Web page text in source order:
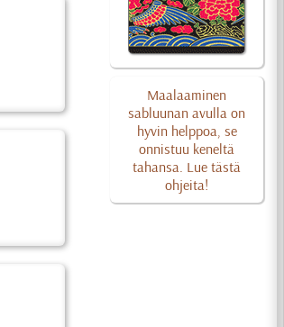
Maalaaminen
sabluunan avulla on
hyvin helppoa, se
onnistuu keneltä
tahansa. Lue tästä
ohjeita!